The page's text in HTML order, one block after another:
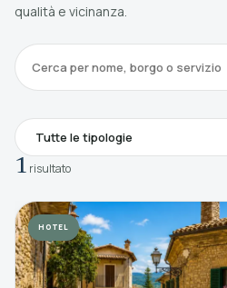
qualità e vicinanza.
1 risultato
HOTEL